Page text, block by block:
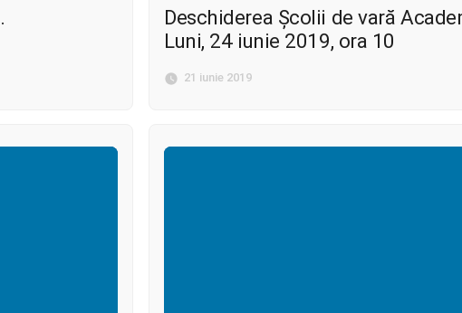
Deschiderea Școlii de vară
Luni, 24 iunie 2019, ora 10
21 iunie 2019